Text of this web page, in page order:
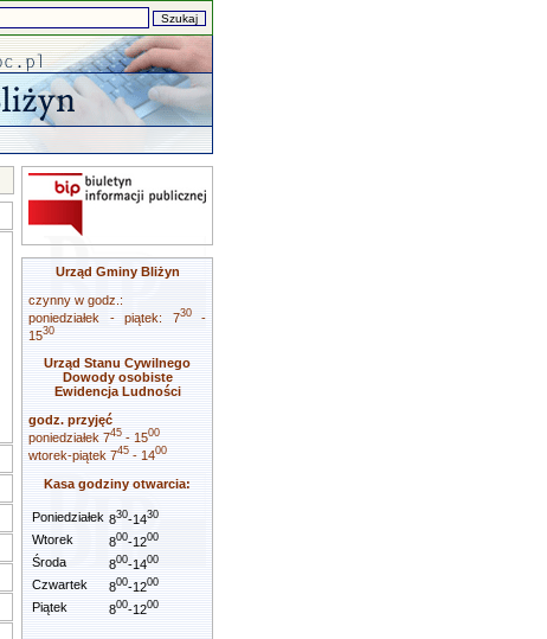
Urząd Gminy Bliżyn
czynny w godz.:
poniedziałek - piątek: 730-
1530
Urząd Stanu Cywilnego
Dowody osobiste
Ewidencja Ludności
godz. przyjęć
poniedziałek 745 - 1500
wtorek-piątek 745 - 1400
Kasa godziny otwarcia:
Poniedziałek 830-1430
Wtorek 800-1200
Środa 800-1400
Czwartek 800-1200
Piątek 800-1200